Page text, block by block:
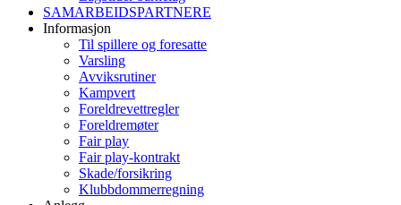
SAMARBEIDSPARTNERE
Informasjon
Til spillere og foresatte
Varsling
Avviksrutiner
Kampvert
Foreldrevettregler
Foreldremøter
Fair play
Fair play-kontrakt
Skade/forsikring
Klubbdommerregning